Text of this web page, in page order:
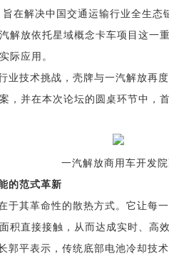
在解决中国交通运输行业全生
解放依托星域概念卡车项目这一
际应用。
业技术挑战，壳牌与一汽解放再
，并在本次论坛的圆桌环节中，
一汽解放商用车开发
的范式革新
于其革命性的散热方式。它让每
积直接接触，从而达成实时、高
郭平表示，传统底部电池冷却技